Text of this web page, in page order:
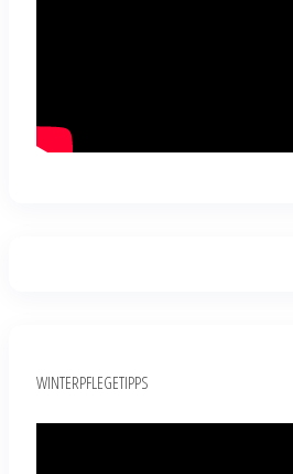
WINTERPFLEGETIPPS